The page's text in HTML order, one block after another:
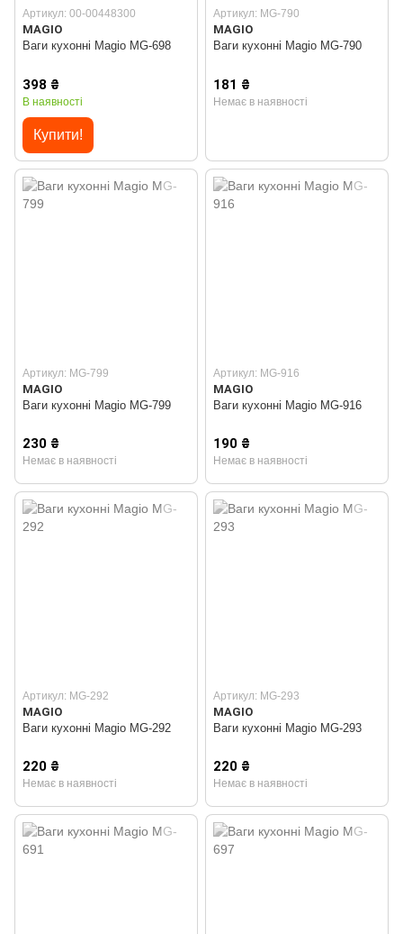
Артикул: 00-00448300
MAGIO
Ваги кухонні Magio MG-698
398 ₴
В наявності
Купити!
Артикул: MG-790
MAGIO
Ваги кухонні Magio MG-790
181 ₴
Немає в наявності
Артикул: MG-799
MAGIO
Ваги кухонні Magio MG-799
230 ₴
Немає в наявності
Артикул: MG-916
MAGIO
Ваги кухонні Magio MG-916
190 ₴
Немає в наявності
Артикул: MG-292
MAGIO
Ваги кухонні Magio MG-292
220 ₴
Немає в наявності
Артикул: MG-293
MAGIO
Ваги кухонні Magio MG-293
220 ₴
Немає в наявності